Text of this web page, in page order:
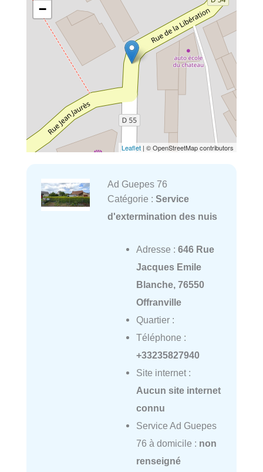
−
Leaflet | © OpenStreetMap contributors
Ad Guepes 76
Catégorie : Service
d'extermination des nuis
Adresse : 646 Rue
Jacques Emile
Blanche, 76550
Offranville
Quartier :
Téléphone :
+33235827940
Site internet :
Aucun site internet
connu
Service Ad Guepes
76 à domicile : non
renseigné